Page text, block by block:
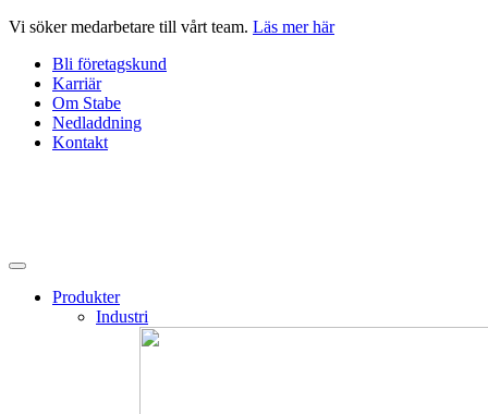
Hoppa
innehåll
Vi söker medarbetare till vårt team. Läs mer här
Bli företagskund
Karriär
Om Stabe
Nedladdning
Kontakt
Produkter
Industri